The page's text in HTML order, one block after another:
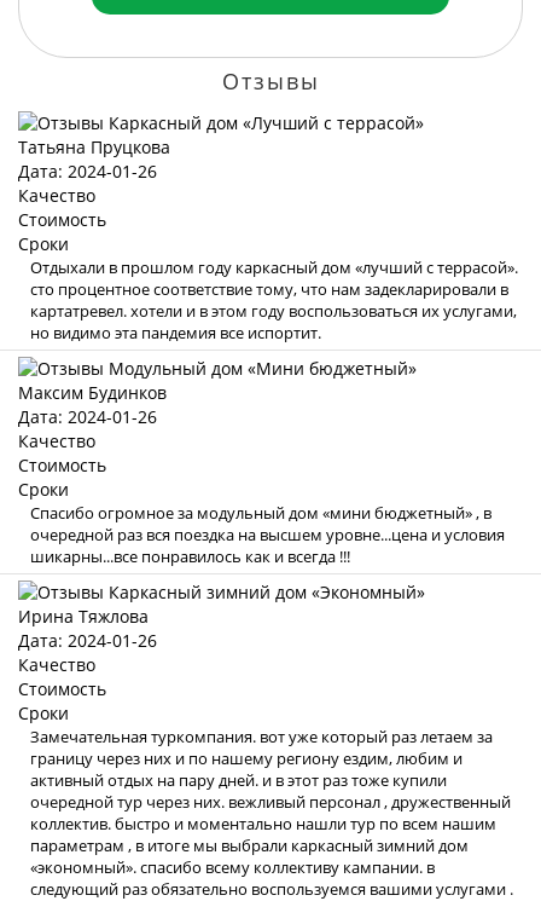
Отзывы
Татьяна Пруцкова
Дата: 2024-01-26
Качество
Стоимость
Сроки
Отдыхали в прошлом году каркасный дом «лучший с террасой».
сто процентное соответствие тому, что нам задекларировали в
картатревел. хотели и в этом году воспользоваться их услугами,
но видимо эта пандемия все испортит.
Максим Будинков
Дата: 2024-01-26
Качество
Стоимость
Сроки
Спасибо огромное за модульный дом «мини бюджетный» , в
очередной раз вся поездка на высшем уровне...цена и условия
шикарны...все понравилось как и всегда !!!
Ирина Тяжлова
Дата: 2024-01-26
Качество
Стоимость
Сроки
Замечательная туркомпания. вот уже который раз летаем за
границу через них и по нашему региону ездим, любим и
активный отдых на пару дней. и в этот раз тоже купили
очередной тур через них. вежливый персонал , дружественный
коллектив. быстро и моментально нашли тур по всем нашим
параметрам , в итоге мы выбрали каркасный зимний дом
«экономный». спасибо всему коллективу кампании. в
следующий раз обязательно воспользуемся вашими услугами .